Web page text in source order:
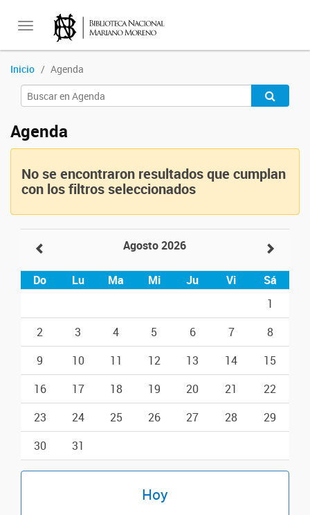
Toggle
navigation
Inicio Agenda
Agenda
No se encontraron resultados que cumplan
con los filtros seleccionados
Agosto 2026
Do Lu Ma Mi Ju Vi
Sá
1
2
3 4 5 6 7
8
9
10 11 12 13 14
15
16
17 18 19 20 21
22
23
24 25 26 27 28
29
30
31
Hoy